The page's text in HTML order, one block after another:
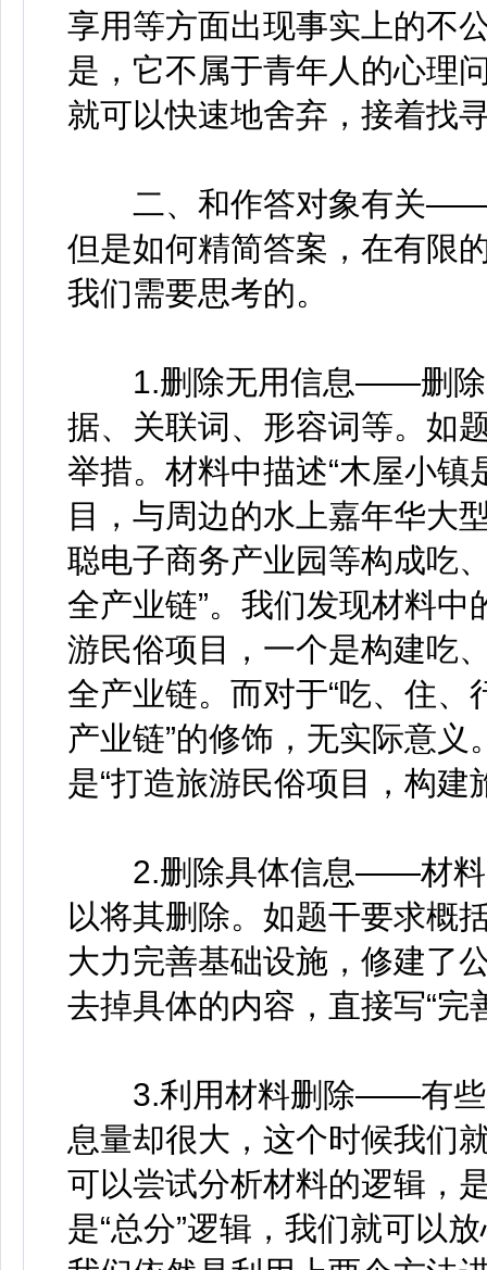
享用等方面出现事实上的不
是，它不属于青年人的心理
就可以快速地舍弃，接着找
二、和作答对象有关——
但是如何精简答案，在有限
我们需要思考的。
1.删除无用信息——删除
据、关联词、形容词等。如
举措。材料中描述“木屋小
目，与周边的水上嘉年华大
聪电子商务产业园等构成吃
全产业链”。我们发现材料
游民俗项目，一个是构建吃
全产业链。而对于“吃、住、
产业链”的修饰，无实际意
是“打造旅游民俗项目，构建
2.删除具体信息——材料
以将其删除。如题干要求概
大力完善基础设施，修建了
去掉具体的内容，直接写“完
3.利用材料删除——有些题
息量却很大，这个时候我们
可以尝试分析材料的逻辑，
是“总分”逻辑，我们就可以